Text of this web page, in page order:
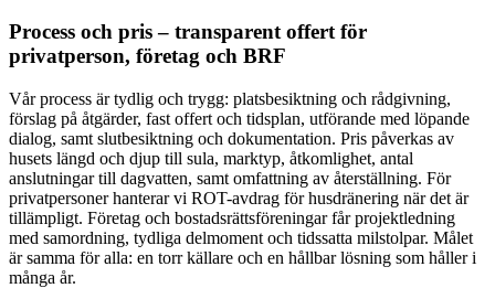
Process och pris – transparent offert för
privatperson, företag och BRF
Vår process är tydlig och trygg: platsbesiktning och rådgivning,
förslag på åtgärder, fast offert och tidsplan, utförande med löpande
dialog, samt slutbesiktning och dokumentation. Pris påverkas av
husets längd och djup till sula, marktyp, åtkomlighet, antal
anslutningar till dagvatten, samt omfattning av återställning. För
privatpersoner hanterar vi ROT-avdrag för husdränering när det är
tillämpligt. Företag och bostadsrättsföreningar får projektledning
med samordning, tydliga delmoment och tidssatta milstolpar. Målet
är samma för alla: en torr källare och en hållbar lösning som håller i
många år.